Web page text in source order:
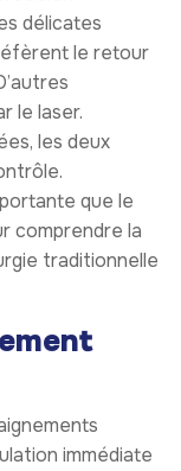
délicates
le retour
le laser.
les deux
que le
comprendre la
traditionnelle
immédiate